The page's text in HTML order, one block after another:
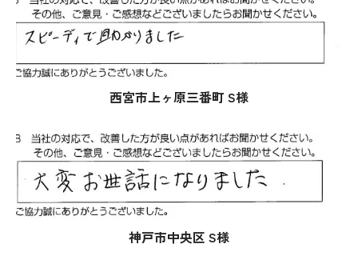
西宮市上ヶ原三番町 S様
神戸市中央区 S様